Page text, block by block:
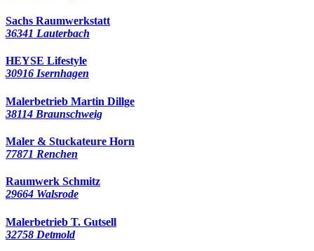
Sachs Raumwerkstatt
36341 Lauterbach
HEYSE Lifestyle
30916 Isernhagen
Malerbetrieb Martin Dillge
38114 Braunschweig
Maler & Stuckateure Horn
77871 Renchen
Raumwerk Schmitz
29664 Walsrode
Malerbetrieb T. Gutsell
32758 Detmold